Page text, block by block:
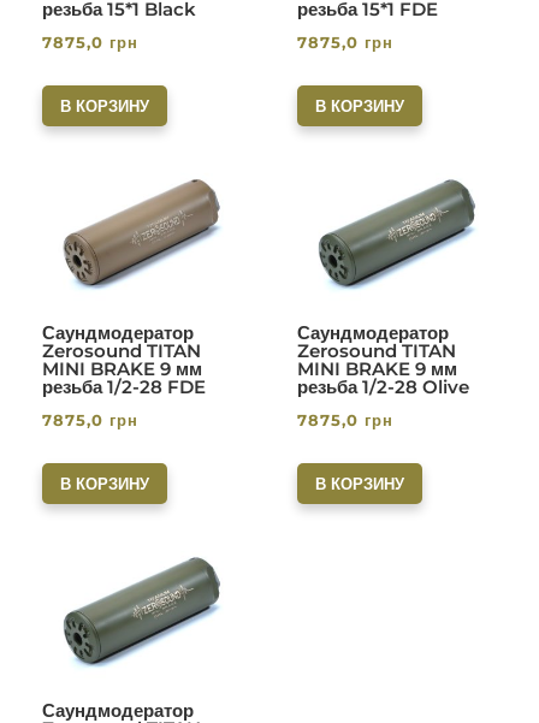
резьба 15*1 Black
7875,0 грн
В КОРЗИНУ
резьба 15*1 FDE
7875,0 грн
В КОРЗИНУ
Саундмодератор
Zerosound TITAN
MINI BRAKE 9 мм
резьба 1/2-28 FDE
7875,0 грн
В КОРЗИНУ
Саундмодератор
Zerosound TITAN
MINI BRAKE 9 мм
резьба 1/2-28 Olive
7875,0 грн
В КОРЗИНУ
Саундмодератор